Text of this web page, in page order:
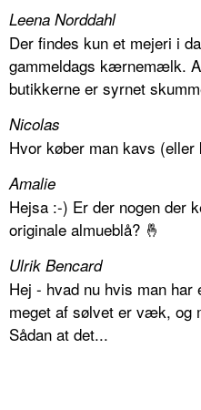
Leena Norddahl
Der findes kun et mejeri i
gammeldags kærnemælk.
butikkerne er syrnet
Nicolas
Hvor køber man kavs (eller
Amalie
Hejsa :-) Er der nogen der
originale almueblå? 🤞
Ulrik Bencard
Hej - hvad nu hvis man
meget af sølvet er væk, og
Sådan at det...